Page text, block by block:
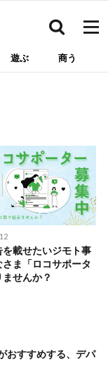
遊ぶ 商う
を載せたいジモト事
ま「ロコサポータ
せんか？
おすすめする、デパ